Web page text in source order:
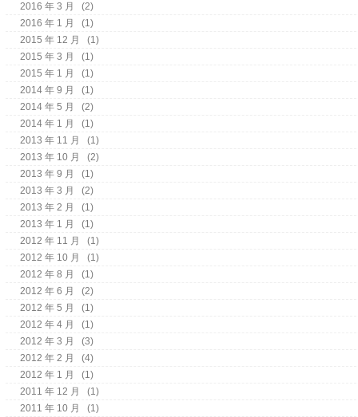
2016 年 3 月
(2)
2016 年 1 月
(1)
2015 年 12 月
(1)
2015 年 3 月
(1)
2015 年 1 月
(1)
2014 年 9 月
(1)
2014 年 5 月
(2)
2014 年 1 月
(1)
2013 年 11 月
(1)
2013 年 10 月
(2)
2013 年 9 月
(1)
2013 年 3 月
(2)
2013 年 2 月
(1)
2013 年 1 月
(1)
2012 年 11 月
(1)
2012 年 10 月
(1)
2012 年 8 月
(1)
2012 年 6 月
(2)
2012 年 5 月
(1)
2012 年 4 月
(1)
2012 年 3 月
(3)
2012 年 2 月
(4)
2012 年 1 月
(1)
2011 年 12 月
(1)
2011 年 10 月
(1)